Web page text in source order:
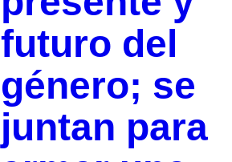
futuro del
género; se
juntan para